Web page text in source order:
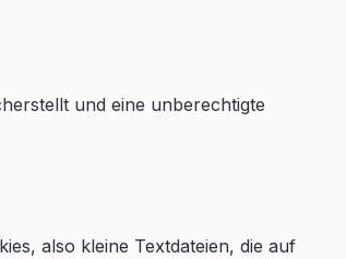
und eine unberechtigte
also kleine Textdateien, die auf